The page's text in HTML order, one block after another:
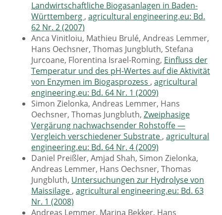
Landwirtschaftliche Biogasanlagen in Baden-
Württemberg , agricultural engineering.eu: Bd.
62 Nr. 2 (2007)
Anca Vinitloiu, Mathieu Brulé, Andreas Lemmer,
Hans Oechsner, Thomas Jungbluth, Stefana
Jurcoane, Florentina Israel-Roming, Einfluss der
Temperatur und des pH-Wertes auf die Aktivität
von Enzymen im Biogasprozess , agricultural
engineering.eu: Bd. 64 Nr. 1 (2009)
Simon Zielonka, Andreas Lemmer, Hans
Oechsner, Thomas Jungbluth, Zweiphasige
Vergärung nachwachsender Rohstoffe —
Vergleich verschiedener Substrate , agricultural
engineering.eu: Bd. 64 Nr. 4 (2009)
Daniel Preißler, Amjad Shah, Simon Zielonka,
Andreas Lemmer, Hans Oechsner, Thomas
Jungbluth, Untersuchungen zur Hydrolyse von
Maissilage , agricultural engineering.eu: Bd. 63
Nr. 1 (2008)
Andreas Lemmer, Marina Bekker, Hans